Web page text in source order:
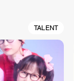
TALENT